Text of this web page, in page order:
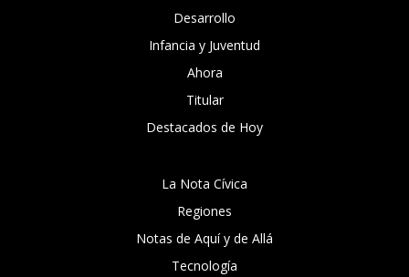
Desarrollo
Infancia y Juventud
Ahora
Titular
Destacados de Hoy
La Nota Cívica
Regiones
Notas de Aquí y de Allá
Tecnología